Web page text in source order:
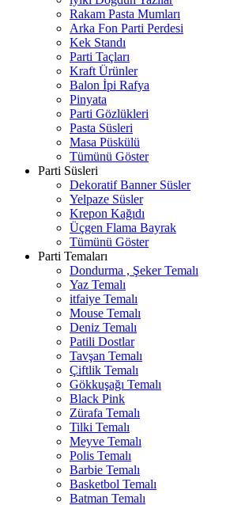
Rakam Pasta Mumları
Arka Fon Parti Perdesi
Kek Standı
Parti Taçları
Kraft Ürünler
Balon İpi Rafya
Pinyata
Parti Gözlükleri
Pasta Süsleri
Masa Püskülü
Tümünü Göster
Parti Süsleri
Dekoratif Banner Süsler
Yelpaze Süsler
Krepon Kağıdı
Üçgen Flama Bayrak
Tümünü Göster
Parti Temaları
Dondurma , Şeker Temalı
Yaz Temalı
itfaiye Temalı
Mouse Temalı
Deniz Temalı
Patili Dostlar
Tavşan Temalı
Çiftlik Temalı
Gökkuşağı Temalı
Black Pink
Zürafa Temalı
Tilki Temalı
Meyve Temalı
Polis Temalı
Barbie Temalı
Basketbol Temalı
Batman Temalı